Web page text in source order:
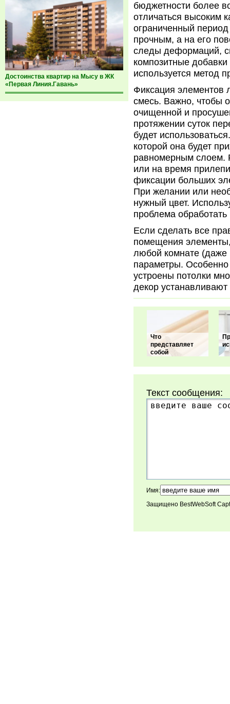
Достоинства квартир на Мысу в ЖК
«Первая Линия.Гавань»
бюджетности более
отличаться высоким
ограниченный
прочным, а на его
следы деформаций,
композитные
используется метод
Фиксация элементов
смесь. Важно, чтобы
очищенной и
протяжении суток
будет
которой она будет
равномерным слоем.
или на время
фиксации больших
При желании или
нужный цвет.
проблема обработать
Если сделать все
помещения элементы,
любой комнате (даже
параметры. Особенно
устроены потолки
декор
Что
представляет
собой
Текст сообщения:
Имя:
Защищено BestWebSoft